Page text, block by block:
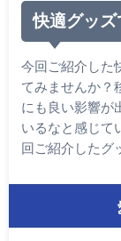
快適グッズ
今回ご紹介した
てみませんか？
にも良い影響が
いるなと感じて
回ご紹介したグ